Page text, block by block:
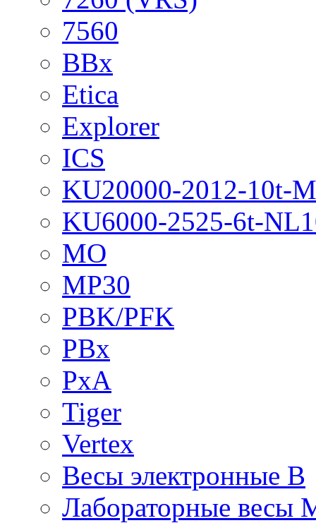
7560
BBx
Etica
Explorer
ICS
KU20000-2012-10t-
KU6000-2525-6t-
MO
MP30
PBK/PFK
PBx
PxA
Tiger
Vertex
Весы электронные B
Лабораторные весы